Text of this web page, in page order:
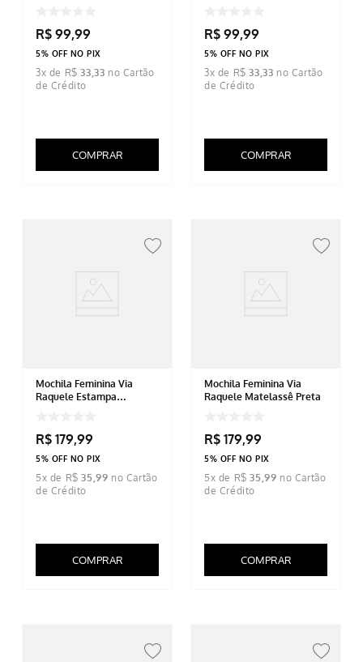
R$ 99,99
5% OFF NO PIX
3x de R$ 33,33
COMPRAR
R$ 99,99
5% OFF NO PIX
3x de R$ 33,33
COMPRAR
Mochila Feminina Via
Raquele Estampa
R$ 179,99
5% OFF NO PIX
5x de R$ 35 ,99
COMPRAR
Mochila Feminina Via
Raquele Matelassê Preta
R$ 179,99
5% OFF NO PIX
5x de R$ 35 ,99
COMPRAR